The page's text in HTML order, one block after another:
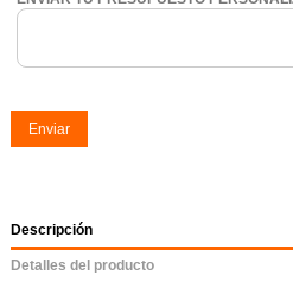
Enviar
Descripción
Detalles del producto